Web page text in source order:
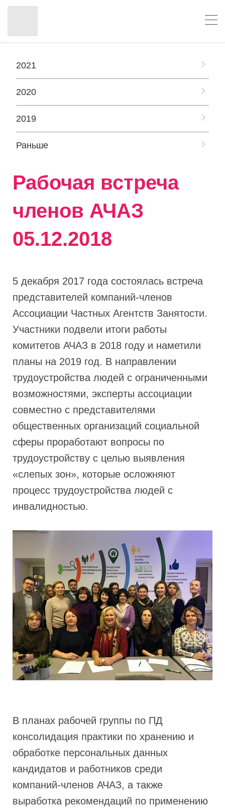
2021
2020
2019
Раньше
Рабочая встреча
членов АЧАЗ
05.12.2018
5 декабря 2017 года состоялась встреча
представителей компаний-членов
Ассоциации Частных Агентств Занятости.
Участники подвели итоги работы
комитетов АЧАЗ в 2018 году и наметили
планы на 2019 год. В направлении
трудоустройства людей с ограниченными
возможностями, эксперты ассоциации
совместно с представителями
общественных организаций социальной
сферы проработают вопросы по
трудоустройству с целью выявления
«слепых зон», которые осложняют
процесс трудоустройства людей с
инвалидностью.
В планах рабочей группы по ПД
консолидация практики по хранению и
обработке персональных данных
кандидатов и работников среди
компаний-членов АЧАЗ, а также
выработка рекомендаций по применению